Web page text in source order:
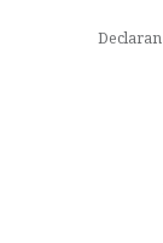
entradas